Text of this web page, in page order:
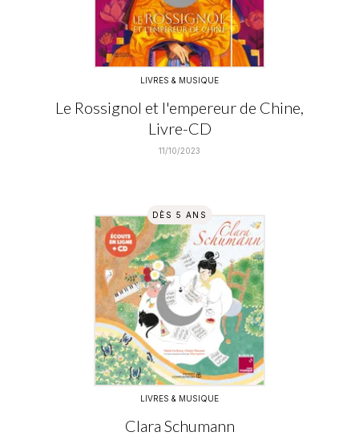
LIVRES & MUSIQUE
Le Rossignol et l'empereur de Chine,
Livre-CD
11/10/2023
DÈS 5 ANS
LIVRES & MUSIQUE
Clara Schumann